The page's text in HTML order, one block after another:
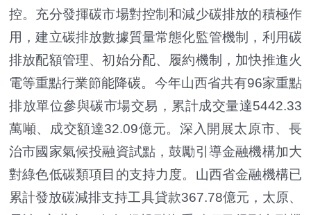
控。充分發揮碳市場對控制和減少碳排放的積極作
用，建立碳排放數據質量常態化監管機制，利用碳
排放配額管理、初始分配、履約機制，加快推進火
電等重點行業節能降碳。今年山西省共有96家重點
排放單位參與碳市場交易，累計成交量達5442.33
萬噸、成交額達32.09億元。深入開展太原市、長
治市國家氣候投融資試點，鼓勵引導金融機構加大
對綠色低碳類項目的支持力度。山西省金融機構已
累計發放碳減排支持工具貸款367.78億元，太原、